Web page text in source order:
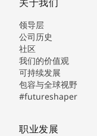
领导层
公司历史
社区
我们的价值观
可持续发展
包容与全球视野
#futureshaper
职业发展